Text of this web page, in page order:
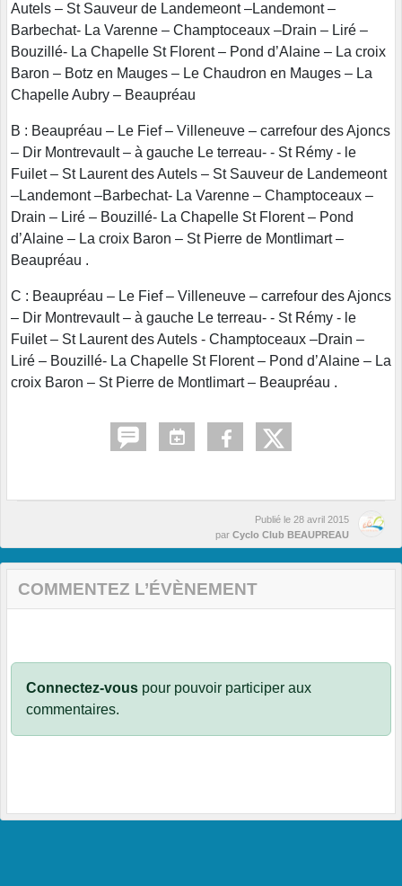
Autels – St Sauveur de Landemeont –Landemont –
Barbechat- La Varenne – Champtoceaux –Drain – Liré –
Bouzillé- La Chapelle St Florent – Pond d’Alaine – La croix
Baron – Botz en Mauges – Le Chaudron en Mauges – La
Chapelle Aubry – Beaupréau
B : Beaupréau – Le Fief – Villeneuve – carrefour des Ajoncs
– Dir Montrevault – à gauche Le terreau- - St Rémy - le
Fuilet – St Laurent des Autels – St Sauveur de Landemeont
–Landemont –Barbechat- La Varenne – Champtoceaux –
Drain – Liré – Bouzillé- La Chapelle St Florent – Pond
d’Alaine – La croix Baron – St Pierre de Montlimart –
Beaupréau .
C : Beaupréau – Le Fief – Villeneuve – carrefour des Ajoncs
– Dir Montrevault – à gauche Le terreau- - St Rémy - le
Fuilet – St Laurent des Autels - Champtoceaux –Drain –
Liré – Bouzillé- La Chapelle St Florent – Pond d’Alaine – La
croix Baron – St Pierre de Montlimart – Beaupréau .
Publié le 28 avril 2015
par Cyclo Club BEAUPREAU
COMMENTEZ L’ÉVÈNEMENT
Connectez-vous pour pouvoir participer aux
commentaires.